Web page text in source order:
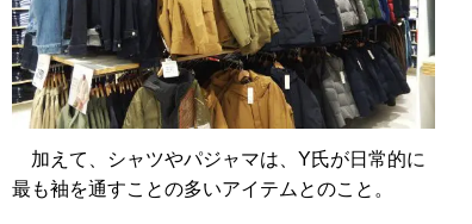
加えて、シャツやパジャマは、Y氏が日常的に
最も袖を通すことの多いアイテムとのこと。